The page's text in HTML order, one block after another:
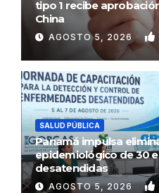
tipo 1 recibe
China
AGOSTO 5, 2026
SALUD PÚBLICA
Panamá impulsa
epidemiológico de 30
desatendidas
AGOSTO 5, 2026